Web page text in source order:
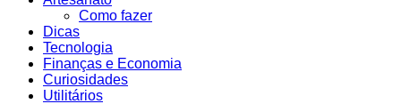
Como fazer
Dicas
Tecnologia
Finanças e Economia
Curiosidades
Utilitários